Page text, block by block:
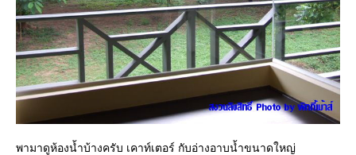
พามาดูห้องน้ำบ้างครับ เคาท์เตอร์ กับอ่างอาบน้ำขนาดใหญ่